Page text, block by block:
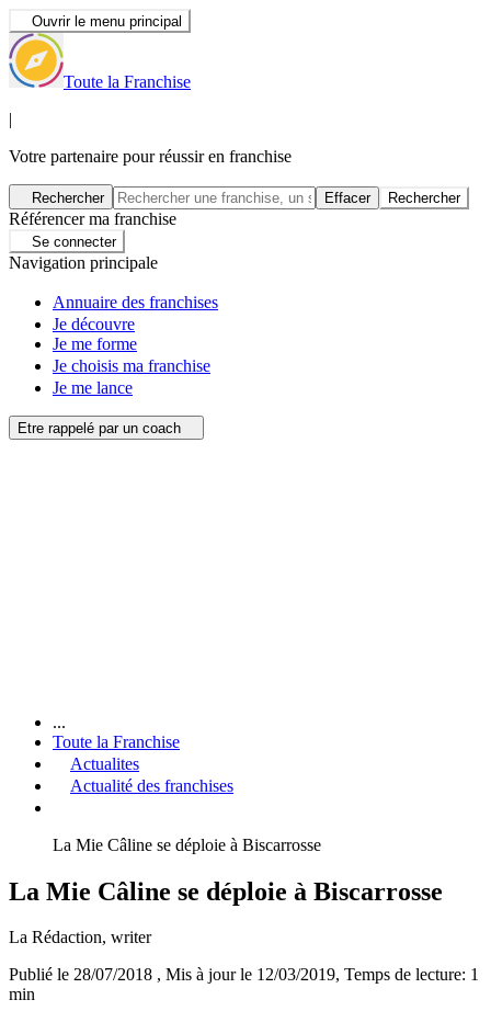
Ouvrir le menu principal
Toute la Franchise
|
Votre partenaire pour réussir en franchise
Rechercher Effacer Rechercher
Référencer ma franchise
Se connecter
Navigation principale
Annuaire des franchises
Je découvre
Je me forme
Je choisis ma franchise
Je me lance
Etre rappelé par un coach
...
Toute la Franchise
Actualites
Actualité des franchises
La Mie Câline se déploie à Biscarrosse
La Mie Câline se déploie à Biscarrosse
La Rédaction, writer
Publié le 28/07/2018 , Mis à jour le 12/03/2019, Temps de lecture: 1
min